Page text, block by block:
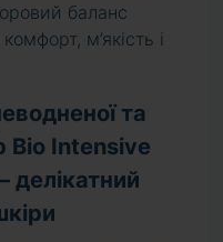
баланс
м’якість і
та
Bio Intensive
делікатний